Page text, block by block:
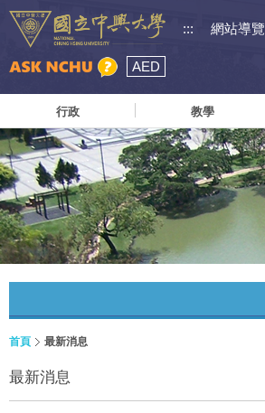
::: 網站導覽
AED
行政 教學
首頁 最新消息
最新消息